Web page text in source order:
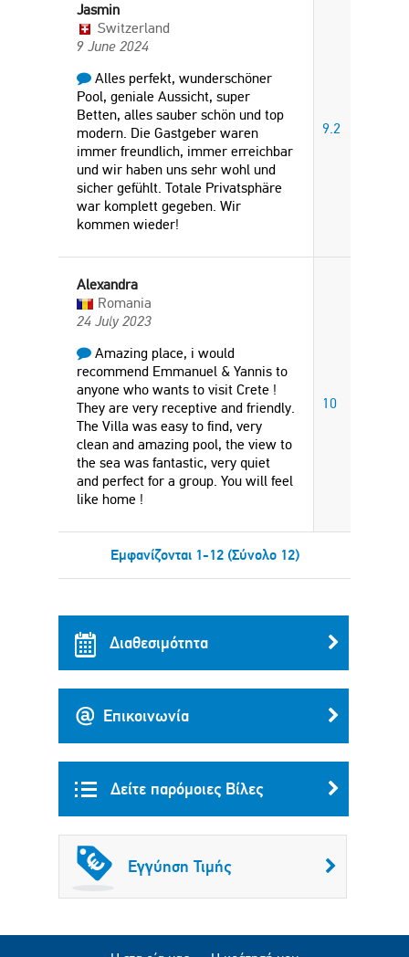
Jasmin
Switzerland
9 June 2024
Alles perfekt, wunderschöner
Pool, geniale Aussicht, super
Betten, alles sauber schön und top
modern. Die Gastgeber waren
immer freundlich, immer erreichbar
und wir haben uns sehr wohl und
sicher gefühlt. Totale Privatsphäre
war komplett gegeben. Wir
kommen wieder!
9.2
Alexandra
Romania
24 July 2023
Amazing place, i would
recommend Emmanuel & Yannis to
anyone who wants to visit Crete !
They are very receptive and friendly.
The Villa was easy to find, very
clean and amazing pool, the view to
the sea was fantastic, very quiet
and perfect for a group. You will feel
like home !
10
Εμφανίζονται 1-12 (Σύνολο 12)
Διαθεσιμότητα
Επικοινωνία
Δείτε παρόμοιες Βίλες
Εγγύηση Τιμής